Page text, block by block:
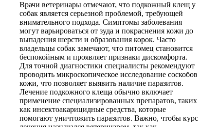
Врачи ветеринары отмечают, что подкожный клещ у
собак является серьезной проблемой, требующей
внимательного подхода. Симптомы заболевания
могут варьироваться от зуда и покраснения кожи до
выпадения шерсти и образования корок. Часто
владельцы собак замечают, что питомец становится
беспокойным и проявляет признаки дискомфорта.
Для точной диагностики специалисты рекомендуют
проводить микроскопическое исследование соскобов
кожи, что позволяет выявить наличие паразитов.
Лечение подкожного клеща обычно включает
применение специализированных препаратов, таких
как инсектоакарицидные средства, которые
помогают уничтожить паразитов. Важно, чтобы курс